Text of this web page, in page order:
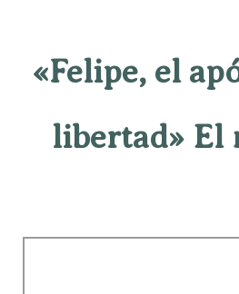
«Felipe, el
libertad» El